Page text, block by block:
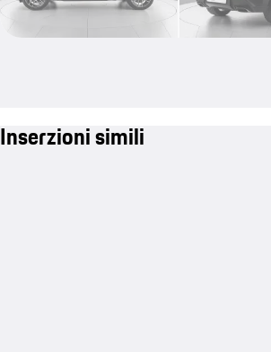
Inserzioni simili